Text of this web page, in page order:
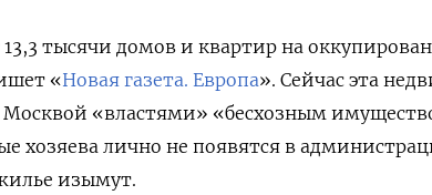
тысячи домов и квартир на
«Новая газета. Европа». Сейчас эта
«властями» «бесхозным
хозяева лично не появятся в
изымут.